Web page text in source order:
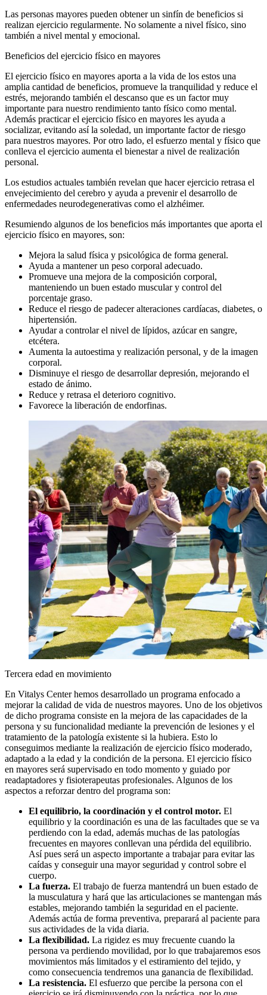
Las personas mayores pueden obtener un sinfín de beneficios si
realizan ejercicio regularmente. No solamente a nivel físico, sino
también a nivel mental y emocional.
Beneficios del ejercicio físico en mayores
El ejercicio físico en mayores aporta a la vida de los estos una
amplia cantidad de beneficios, promueve la tranquilidad y reduce el
estrés, mejorando también el descanso que es un factor muy
importante para nuestro rendimiento tanto físico como mental.
Además practicar el ejercicio físico en mayores les ayuda a
socializar, evitando así la soledad, un importante factor de riesgo
para nuestros mayores. Por otro lado, el esfuerzo mental y físico que
conlleva el ejercicio aumenta el bienestar a nivel de realización
personal.
Los estudios actuales también revelan que hacer ejercicio retrasa el
envejecimiento del cerebro y ayuda a prevenir el desarrollo de
enfermedades neurodegenerativas como el alzhéimer.
Resumiendo algunos de los beneficios más importantes que aporta el
ejercicio físico en mayores, son:
Mejora la salud física y psicológica de forma general.
Ayuda a mantener un peso corporal adecuado.
Promueve una mejora de la composición corporal,
manteniendo un buen estado muscular y control del
porcentaje graso.
Reduce el riesgo de padecer alteraciones cardíacas, diabetes, o
hipertensión.
Ayudar a controlar el nivel de lípidos, azúcar en sangre,
etcétera.
Aumenta la autoestima y realización personal, y de la imagen
corporal.
Disminuye el riesgo de desarrollar depresión, mejorando el
estado de ánimo.
Reduce y retrasa el deterioro cognitivo.
Favorece la liberación de endorfinas.
painful , front view.
Tercera edad en movimiento
En Vitalys Center hemos desarrollado un programa enfocado a
mejorar la calidad de vida de nuestros mayores. Uno de los objetivos
de dicho programa consiste en la mejora de las capacidades de la
persona y su funcionalidad mediante la prevención de lesiones y el
tratamiento de la patología existente si la hubiera. Esto lo
conseguimos mediante la realización de ejercicio físico moderado,
adaptado a la edad y la condición de la persona. El ejercicio físico
en mayores será supervisado en todo momento y guiado por
readaptadores y fisioterapeutas profesionales. Algunos de los
aspectos a reforzar dentro del programa son:
El equilibrio, la coordinación y el control motor. El
equilibrio y la coordinación es una de las facultades que se va
perdiendo con la edad, además muchas de las patologías
frecuentes en mayores conllevan una pérdida del equilibrio.
Así pues será un aspecto importante a trabajar para evitar las
caídas y conseguir una mayor seguridad y control sobre el
cuerpo.
La fuerza. El trabajo de fuerza mantendrá un buen estado de
la musculatura y hará que las articulaciones se mantengan más
estables, mejorando también la seguridad en el paciente.
Además actúa de forma preventiva, preparará al paciente para
sus actividades de la vida diaria.
La flexibilidad. La rigidez es muy frecuente cuando la
persona va perdiendo movilidad, por lo que trabajaremos esos
movimientos más limitados y el estiramiento del tejido, y
como consecuencia tendremos una ganancia de flexibilidad.
La resistencia. El esfuerzo que percibe la persona con el